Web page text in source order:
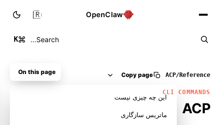
OpenClaw
Search...
K
🇮🇷
Reference
/
ACP
Copy page
CLI COMMANDS
ACP
On this page
این چه چیزی نیست
ماتریس سازگاری